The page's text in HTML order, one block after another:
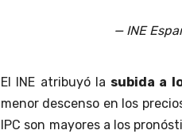
— INE
El INE atribuyó la subida a
menor descenso en los
IPC son mayores a los